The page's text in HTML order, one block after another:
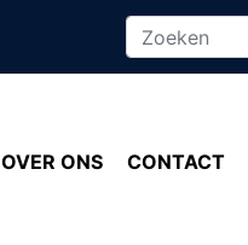
OVER ONS CONTACT